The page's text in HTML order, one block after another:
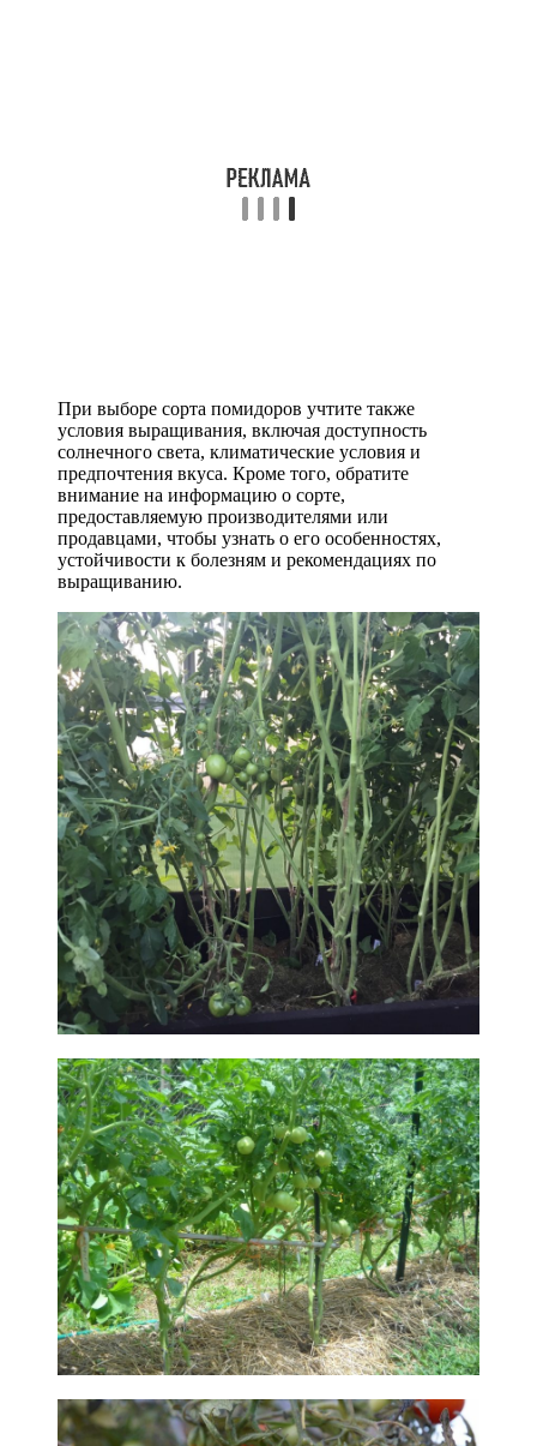
При выборе сорта помидоров учтите также
условия выращивания, включая доступность
солнечного света, климатические условия и
предпочтения вкуса. Кроме того, обратите
внимание на информацию о сорте,
предоставляемую производителями или
продавцами, чтобы узнать о его особенностях,
устойчивости к болезням и рекомендациях по
выращиванию.